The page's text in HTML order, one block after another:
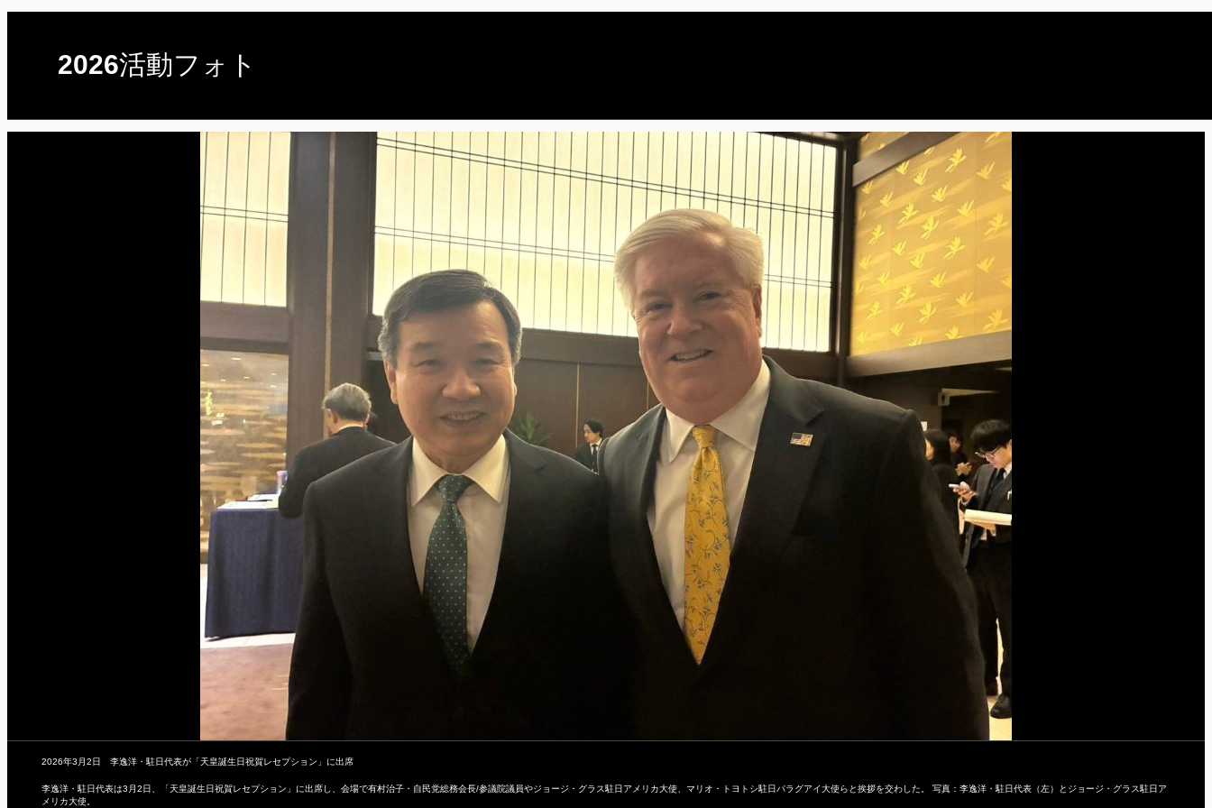
2026活動フォト
2026年3月2日 李逸洋・駐日代表が「天皇誕生日祝賀レセプション」に出席
李逸洋・駐日代表は3月2日、「天皇誕生日祝賀レセプション」に出席し、会場で有村治子・自民党総務会長/参議院議員やジョージ・グラス駐日アメリカ大使、マリオ・トヨトシ駐日パラグアイ大使らと挨拶を交わした。 写真：李逸洋・駐日代表（左）とジョージ・グラス駐日ア
メリカ大使。